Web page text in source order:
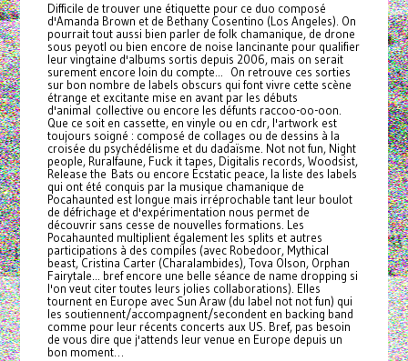
Difficile de trouver une étiquette pour ce duo composé
d'Amanda Brown et de Bethany Cosentino (Los Angeles). On
pourrait tout aussi bien parler de folk chamanique, de drone
sous peyotl ou bien encore de noise lancinante pour qualifier
leur vingtaine d'albums sortis depuis 2006, mais on serait
surement encore loin du compte... On retrouve ces sorties
sur bon nombre de labels obscurs qui font vivre cette scène
étrange et excitante mise en avant par les débuts
d'animal collective ou encore les défunts raccoo-oo-oon.
Que ce soit en cassette, en vinyle ou en cdr, l'artwork est
toujours soigné : composé de collages ou de dessins à la
croisée du psychédélisme et du dadaïsme. Not not fun, Night
people, Ruralfaune, Fuck it tapes, Digitalis records, Woodsist,
Release the Bats ou encore Ecstatic peace, la liste des labels
qui ont été conquis par la musique chamanique de
Pocahaunted est longue mais irréprochable tant leur boulot
de défrichage et d'expérimentation nous permet de
découvrir sans cesse de nouvelles formations. Les
Pocahaunted multiplient également les splits et autres
participations à des compiles (avec Robedoor, Mythical
beast, Cristina Carter (Charalambides), Tova Olson, Orphan
Fairytale... bref encore une belle séance de name dropping si
l'on veut citer toutes leurs jolies collaborations). Elles
tournent en Europe avec Sun Araw (du label not not fun) qui
les soutiennent/accompagnent/secondent en backing band
comme pour leur récents concerts aux US. Bref, pas besoin
de vous dire que j'attends leur venue en Europe depuis un
bon moment…